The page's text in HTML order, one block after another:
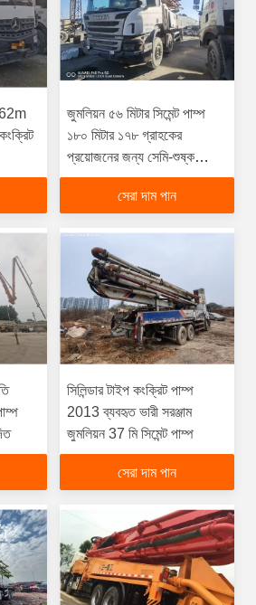
জুমলিয়ন ৫৬ মিটার সিমেন্ট পাম্প
১৮০ মিটার ১৭৮ গ্রাহকের
প্রয়োজনের জন্য সেমি-শুষ্ক
কংক্রিট বুম পাম্প
সেরা দাম পান
সিলিন্ডার টাইপ কংক্রিট পাম্প
2013 ব্যবহৃত ভারী সরঞ্জাম
জুমলিয়ন 37 মি সিমেন্ট পাম্প
সেরা দাম পান